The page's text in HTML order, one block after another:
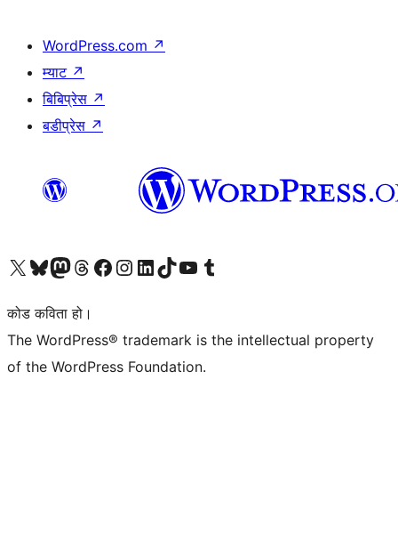
WordPress.com ↗
म्याट ↗
बिबिप्रेस ↗
बडीप्रेस ↗
हाम्रो X (पहिले ट्विटर) खातामा जानुहोस्
हाम्रो Bluesky खाता भ्रमण गर्नुहोस्
हाम्रो म्यास्टोडन खाता भ्रमण गर्नुहोस्
हाम्रो थ्रेड्स खातामा जानुहोस्
हाम्रो फेसबुक पेजमा जानुहोस्
हाम्रो इन्स्टाग्राम खातामा जानुहोस्
हाम्रो लिङ्क्डइन खातामा जानुहोस्
हाम्रो TikTok खाता भ्रमण गर्नुहोस्
हाम्रो युट्युब च्यानलमा जानुहोस्
हाम्रो टम्बलर खाता भ्रमण गर्नुहोस्
कोड कविता हो।
The WordPress® trademark is the intellectual property
of the WordPress Foundation.